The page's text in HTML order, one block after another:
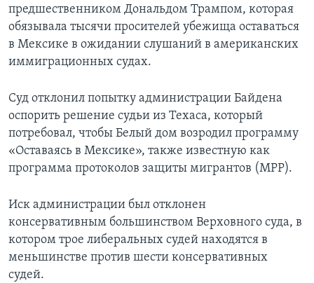
предшественником Дональдом Трампом, которая
обязывала тысячи просителей убежища оставаться
в Мексике в ожидании слушаний в американских
иммиграционных судах.
Суд отклонил попытку администрации Байдена
оспорить решение судьи из Техаса, который
потребовал, чтобы Белый дом возродил программу
«Оставаясь в Мексике», также известную как
программа протоколов защиты мигрантов (МРР).
Иск администрации был отклонен
консервативным большинством Верховного суда, в
котором трое либеральных судей находятся в
меньшинстве против шести консервативных
судей.